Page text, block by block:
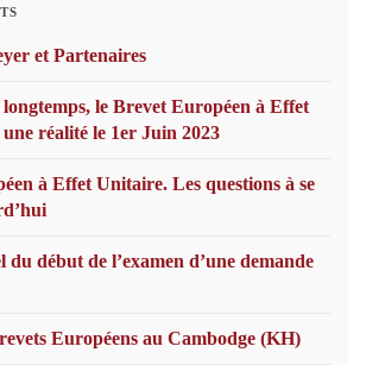
et Partenaires
le Brevet Européen à Effet
réalité le 1er Juin 2023
à Effet Unitaire. Les questions à se
début de l’examen d’une demande
Européens au Cambodge (KH)